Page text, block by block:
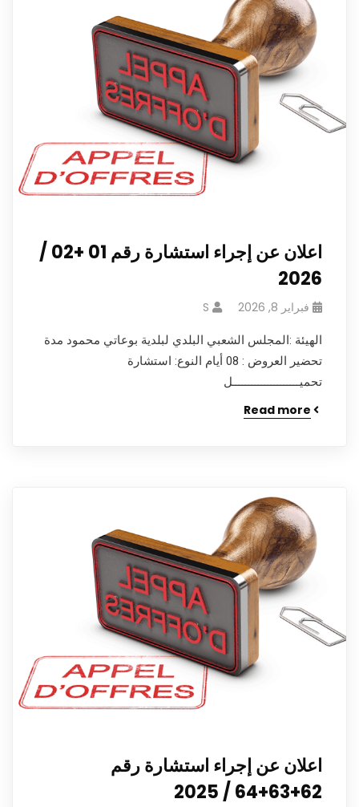
اعلان عن إجراء استشارة رقم 01 +02 /
2026
فبراير 8, 2026 S
الهيئة :المجلس الشعبي البلدي لبلدية بوعاتي محمود مدة
تحضير العروض : 08 أيام النوع: استشارة
تحميـــــــــــــــــــــل
Read more
اعلان عن إجراء استشارة رقم
62+63+64 / 2025